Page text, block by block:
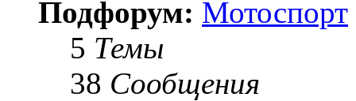
Подфорум: Мотоспорт
5 Темы
38 Сообщения